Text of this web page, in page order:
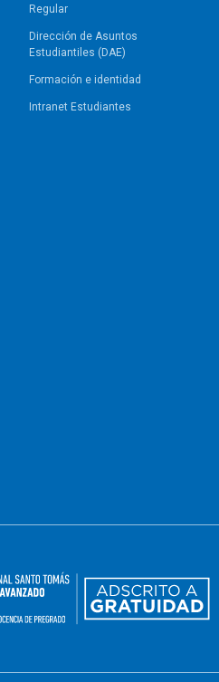
Regular
Dirección de Asuntos
Estudiantiles (DAE)
Formación e identidad
Intranet Estudiantes